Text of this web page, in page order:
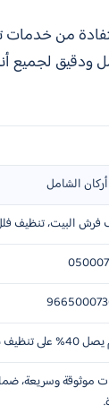
من خدمات
ودقيق لجميع
الشامل
فرش البيت، تنظيف
بسيهات لفترة محدودة
موثوقة وسريعة،